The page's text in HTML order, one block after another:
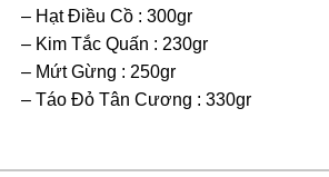
– Hạt Điều Cồ : 300gr
– Kim Tắc Quấn : 230gr
– Mứt Gừng : 250gr
– Táo Đỏ Tân Cương : 330gr